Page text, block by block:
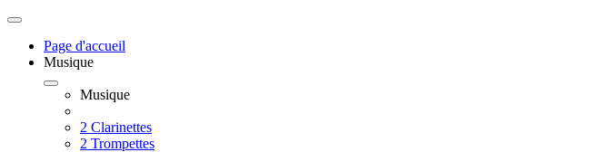
Page d'accueil
Musique
Musique
2 Clarinettes
2 Trompettes